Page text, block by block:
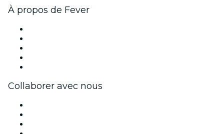
À propos de Fever
Collaborer avec nous